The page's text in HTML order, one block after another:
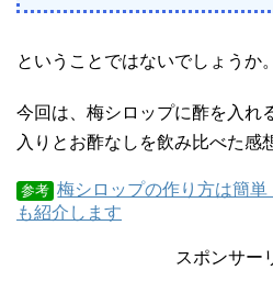
ということではないでしょうか。
今回は、梅シロップに酢を入れ
入りとお酢なしを飲み比べた感
参考 梅シロップの作り方は簡
も紹介します
スポンサー